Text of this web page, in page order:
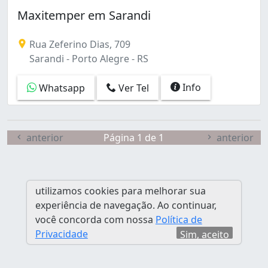
Sarandi (1)
Vila Jardim (1)
Maxitemper em Sarandi
Rua Zeferino Dias, 709
Sarandi - Porto Alegre - RS
Whatsapp Ver Tel Info
anterior Página 1 de 1 anterior
utilizamos cookies para melhorar sua
experiência de navegação. Ao continuar,
você concorda com nossa Política de
Privacidade
Sim, aceito